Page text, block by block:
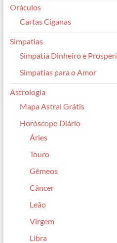
Oráculos
Cartas Ciganas
Simpatias
Simpatia Dinheiro e
Simpatias para o Amor
Astrologia
Mapa Astral Grátis
Horóscopo Diário
Áries
Touro
Gêmeos
Câncer
Leão
Virgem
Libra